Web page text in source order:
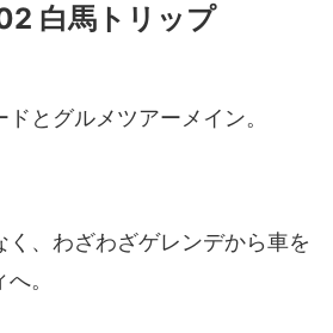
白馬トリップ
とグルメツアーメイン。
く、わざわざゲレンデから車を
。